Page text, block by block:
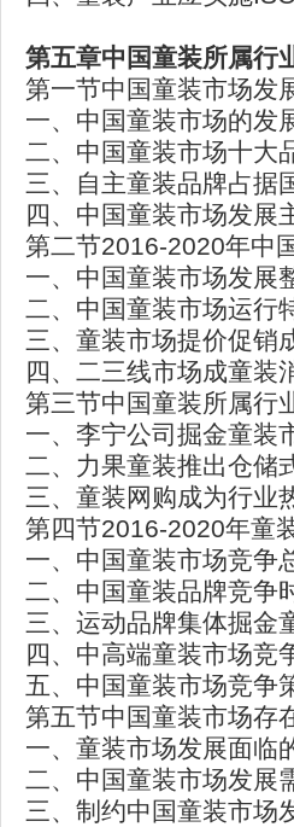
第五章中国童装所属行
第一节中国童装市场发
一、中国童装市场的发
二、中国童装市场十大
三、自主童装品牌占据
四、中国童装市场发展
第二节2016-2020年中
一、中国童装市场发展
二、中国童装市场运行
三、童装市场提价促销
四、二三线市场成童装
第三节中国童装所属行
一、李宁公司掘金童装
二、力果童装推出仓储
三、童装网购成为行业
第四节2016-2020年童
一、中国童装市场竞争
二、中国童装品牌竞争
三、运动品牌集体掘金
四、中高端童装市场竞
五、中国童装市场竞争
第五节中国童装市场存
一、童装市场发展面临
二、中国童装市场发展
三、制约中国童装市场